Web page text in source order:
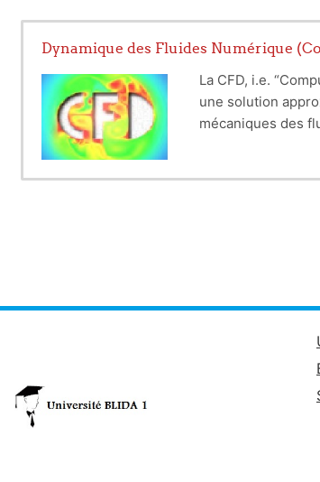
Dynamique des Fluides Numérique
La CFD, i.e.
une solution
mécaniques des